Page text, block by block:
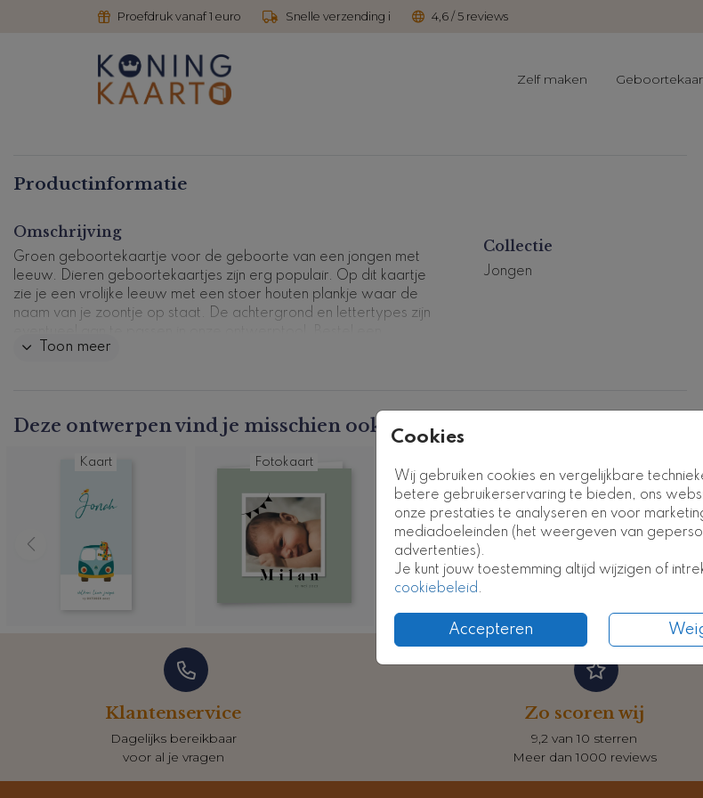
Proefdruk vanaf 1 euro Snelle verzending i 4,6 / 5 reviews
Zelf maken
Cookies
Wij gebruiken cookies en vergelijkbare
betere gebruikerservaring te bieden, ons
onze prestaties te analyseren en voor
mediadoeleinden (het weergeven van
advertenties).
Je kunt jouw toestemming altijd wijzigen of
cookiebeleid.
Accepteren
Productinformatie
Omschrijving
Groen geboortekaartje voor de geboorte van een jongen met
leeuw. Dieren geboortekaartjes zijn erg populair. Op dit kaartje
zie je een vrolijke leeuw met een stoer houten plankje waar de
naam van je zoontje op staat. De achtergrond en lettertypes zijn
proefdruk en zie hoe dit leuke kaartje er in het echt uit komt te
Toon meer
Collectie
Jongen
Deze ontwerpen vind je misschien ook leuk
Kaart Fotokaart
Klantenservice
Dagelijks bereikbaar
voor al je vragen
Zo scoren wij
9,2 van 10 sterren
Meer dan 1000 reviews